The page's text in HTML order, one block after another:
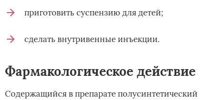
приготовить суспензию для детей;
сделать внутривенные инъекции.
Фармакологическое действие
Содержащийся в препарате полусинтетический